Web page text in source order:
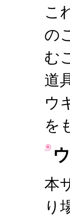
こ
の
む
道
ウ
を
本
り